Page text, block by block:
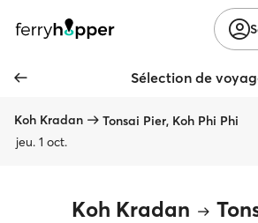
Sélection de
Koh Kradan
Tonsai Pier, Koh Phi Phi
jeu. 1 oct.
Koh Kradan